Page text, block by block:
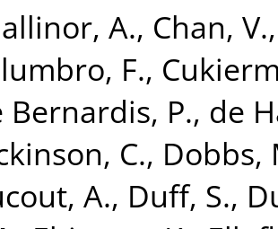
A., Chan, V.
F.,
Bernardis, P., de
C., Dobbs,
A., Duff, S.,